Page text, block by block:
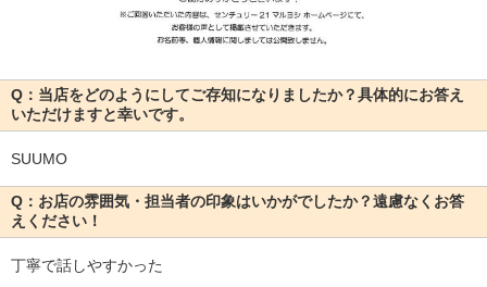
Q：当店をどのようにしてご存知になりましたか？具体的にお答え
いただけますと幸いです。
SUUMO
Q：お店の雰囲気・担当者の印象はいかがでしたか？遠慮なくお答
えください！
丁寧で話しやすかった